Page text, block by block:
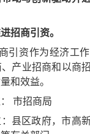
招商引资。
引资作为经济工
产业招商和以商
和效益。
市招商局
县区政府，市高